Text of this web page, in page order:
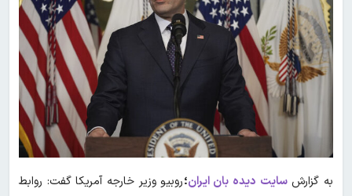
به گزارشسایت دیده بان ایران؛روبیو وزیر خارجه آمریکا گفت: روابط